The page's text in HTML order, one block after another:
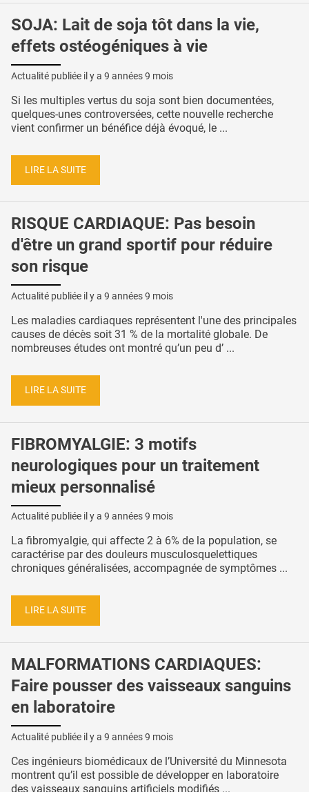
SOJA: Lait de soja tôt dans la vie,
effets ostéogéniques à vie
Actualité publiée il y a 9 années 9 mois
Si les multiples vertus du soja sont bien documentées,
quelques-unes controversées, cette nouvelle recherche
vient confirmer un bénéfice déjà évoqué, le ...
LIRE LA SUITE
RISQUE CARDIAQUE: Pas besoin
d'être un grand sportif pour réduire
son risque
Actualité publiée il y a 9 années 9 mois
Les maladies cardiaques représentent l'une des principales
causes de décès soit 31 % de la mortalité globale. De
nombreuses études ont montré qu’un peu d’ ...
LIRE LA SUITE
FIBROMYALGIE: 3 motifs
neurologiques pour un traitement
mieux personnalisé
Actualité publiée il y a 9 années 9 mois
La fibromyalgie, qui affecte 2 à 6% de la population, se
caractérise par des douleurs musculosquelettiques
chroniques généralisées, accompagnée de symptômes ...
LIRE LA SUITE
MALFORMATIONS CARDIAQUES:
Faire pousser des vaisseaux sanguins
en laboratoire
Actualité publiée il y a 9 années 9 mois
Ces ingénieurs biomédicaux de l’Université du Minnesota
montrent qu’il est possible de développer en laboratoire
des vaisseaux sanguins artificiels modifiés ...